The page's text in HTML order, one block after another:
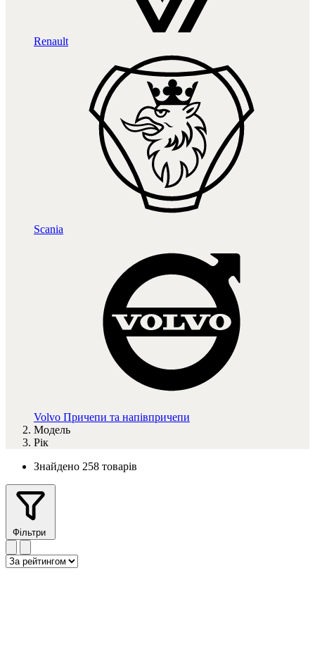
Renault
Scania
Volvo Причепи та напівпричепи
Модель
Рік
Знайдено 258 товарів
Фільтри